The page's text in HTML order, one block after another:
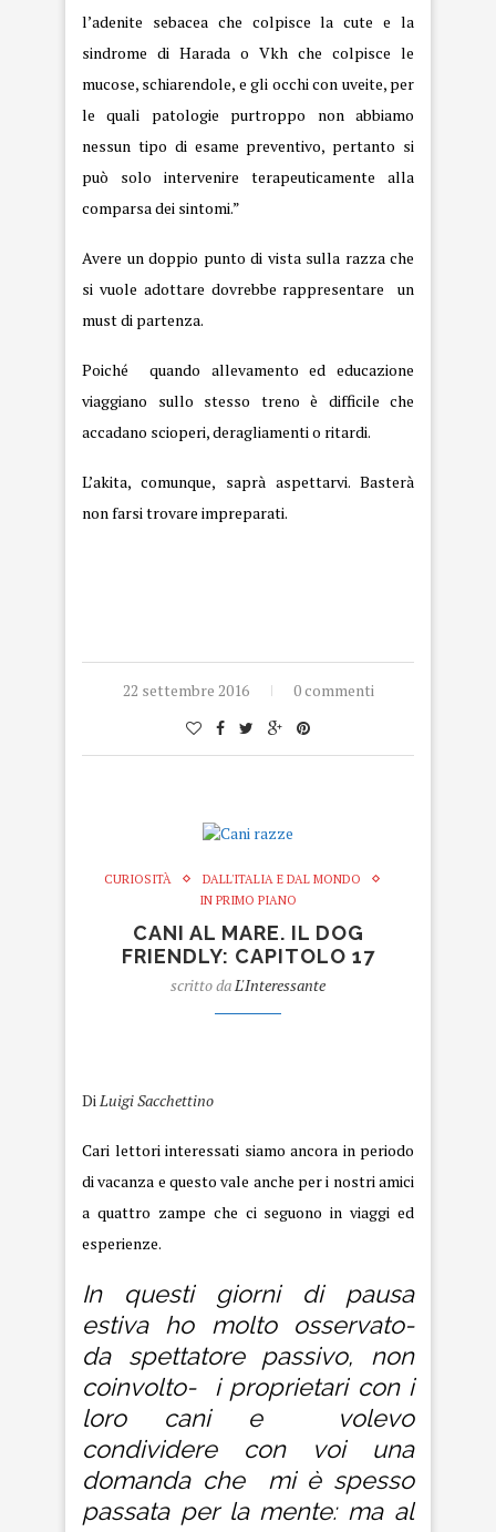
l’adenite sebacea che colpisce la cute e la
sindrome di Harada o Vkh che colpisce le
mucose, schiarendole, e gli occhi con uveite, per
le quali patologie purtroppo non abbiamo
nessun tipo di esame preventivo, pertanto si
può solo intervenire terapeuticamente alla
comparsa dei sintomi.”
Avere un doppio punto di vista sulla razza che
si vuole adottare dovrebbe rappresentare un
must di partenza.
Poiché quando allevamento ed educazione
viaggiano sullo stesso treno è difficile che
accadano scioperi, deragliamenti o ritardi.
L’akita, comunque, saprà aspettarvi. Basterà
non farsi trovare impreparati.
22 settembre 2016 0 commenti
CURIOSITÀ
DALL'ITALIA E DAL MONDO
IN PRIMO PIANO
CANI AL MARE. IL DOG
FRIENDLY: CAPITOLO 17
scritto da L'Interessante
Di Luigi Sacchettino
Cari lettori interessati siamo ancora in periodo
di vacanza e questo vale anche per i nostri amici
a quattro zampe che ci seguono in viaggi ed
esperienze.
In questi giorni di pausa
estiva ho molto osservato-
da spettatore passivo, non
coinvolto- i proprietari con i
loro cani e volevo
condividere con voi una
domanda che mi è spesso
passata per la mente: ma al